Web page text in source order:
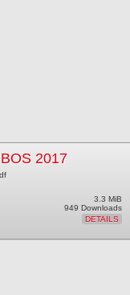
2017
3.3 MiB
949 Downloads
DETAILS